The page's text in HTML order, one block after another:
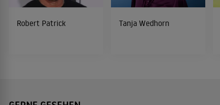
Robert Patrick Tanja Wedhorn